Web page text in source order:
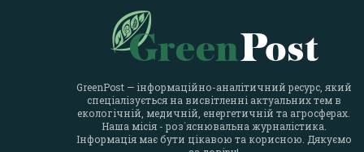
GreenPost — інформаційно-аналітичний ресурс, який
спеціалізується на висвітленні актуальних тем в
екологічній, медичній, енергетичній та агросферах.
Наша місія - роз`яснювальна журналістика.
Інформація має бути цікавою та корисною. Дякуємо